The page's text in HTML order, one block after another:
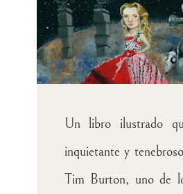
Un libro ilustrado
inquietante y
Tim Burton, uno de